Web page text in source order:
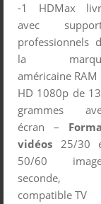
-1 HDMax
avec
professionnels
la
américaine RAM
HD 1080p de
grammes
écran –
vidéos 25/30
50/60
seconde,
compatible TV